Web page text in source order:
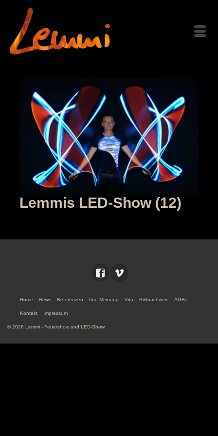
Lemmis LED-Show (12)
Home News Referenzen Ihre Meinung Vita Bildnachweis AGBs
Kontakt Impressum
© 2026 Lemmi - Feuershow und LED-Show